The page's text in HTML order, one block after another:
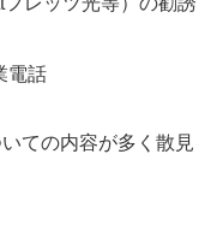
電話
ての内容が多く散見